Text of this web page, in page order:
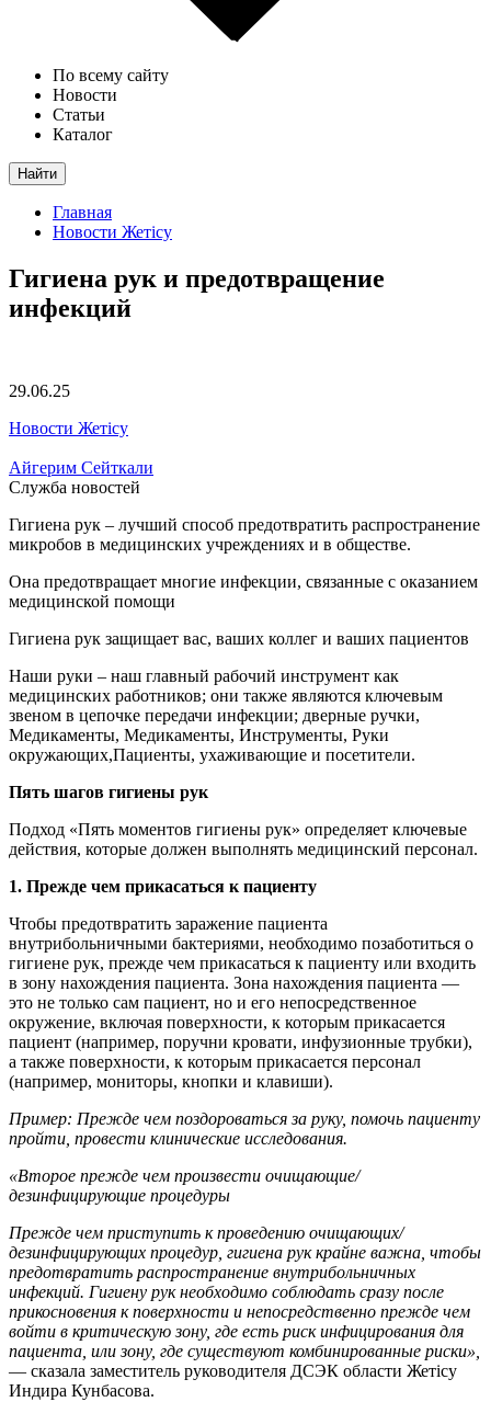
По всему сайту
Новости
Статьи
Каталог
Найти
Главная
Новости Жетісу
Гигиена рук и предотвращение
инфекций
29.06.25
Новости Жетісу
Айгерим Сейткали
Служба новостей
Гигиена рук – лучший способ предотвратить распространение
микробов в медицинских учреждениях и в обществе.
Она предотвращает многие инфекции, связанные с оказанием
медицинской помощи
Гигиена рук защищает вас, ваших коллег и ваших пациентов
Наши руки – наш главный рабочий инструмент как
медицинских работников; они также являются ключевым
звеном в цепочке передачи инфекции; дверные ручки,
Медикаменты, Медикаменты, Инструменты, Руки
окружающих,Пациенты, ухаживающие и посетители.
Пять шагов гигиены рук
Подход «Пять моментов гигиены рук» определяет ключевые
действия, которые должен выполнять медицинский персонал.
1. Прежде чем прикасаться к пациенту
Чтобы предотвратить заражение пациента
внутрибольничными бактериями, необходимо позаботиться о
гигиене рук, прежде чем прикасаться к пациенту или входить
в зону нахождения пациента. Зона нахождения пациента —
это не только сам пациент, но и его непосредственное
окружение, включая поверхности, к которым прикасается
пациент (например, поручни кровати, инфузионные трубки),
а также поверхности, к которым прикасается персонал
(например, мониторы, кнопки и клавиши).
Пример: Прежде чем поздороваться за руку, помочь пациенту
пройти, провести клинические исследования.
«Второе прежде чем произвести очищающие/
дезинфицирующие процедуры
Прежде чем приступить к проведению очищающих/
дезинфицирующих процедур, гигиена рук крайне важна, чтобы
предотвратить распространение внутрибольничных
инфекций. Гигиену рук необходимо соблюдать сразу после
прикосновения к поверхности и непосредственно прежде чем
войти в критическую зону, где есть риск инфицирования для
пациента, или зону, где существуют комбинированные риски»,
— сказала заместитель руководителя ДСЭК области Жетісу
Индира Кунбасова.